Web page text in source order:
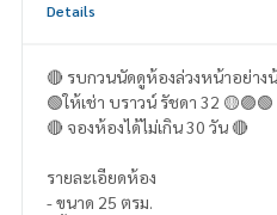
Details
🔴 รบกวนนัดดูห้องล่วงหน้าอย่าง
🟢ให้เช่า บราวน์ รัชดา 32 🟡🟣🟢
🔴 จองห้องได้ไม่เกิน 30 วัน 🔴
รายละเอียดห้อง
- ขนาด 25 ตรม.